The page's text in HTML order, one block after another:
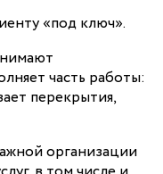
«под ключ».
часть работы:
перекрытия,
организации